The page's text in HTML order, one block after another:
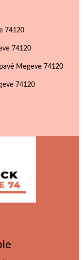
74120
74120
Megeve 74120
74120